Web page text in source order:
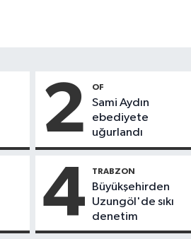
2 OF
Sami Aydın
ebediyete
uğurlandı
4 TRABZON
Büyükşehirden
Uzungöl'de sıkı
denetim